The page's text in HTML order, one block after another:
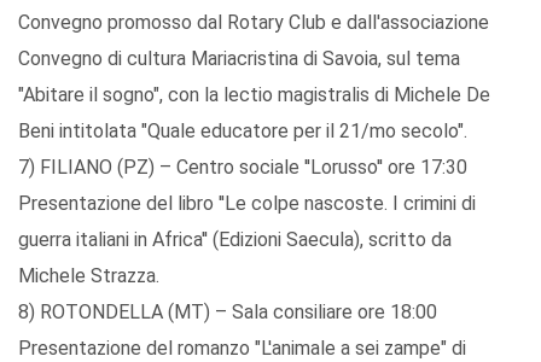
Convegno promosso dal Rotary Club e dall'associazione
Convegno di cultura Mariacristina di Savoia, sul tema
"Abitare il sogno", con la lectio magistralis di Michele De
Beni intitolata "Quale educatore per il 21/mo secolo".
7) FILIANO (PZ) – Centro sociale ''Lorusso'' ore 17:30
Presentazione del libro ''Le colpe nascoste. I crimini di
guerra italiani in Africa'' (Edizioni Saecula), scritto da
Michele Strazza.
8) ROTONDELLA (MT) – Sala consiliare ore 18:00
Presentazione del romanzo "L'animale a sei zampe" di